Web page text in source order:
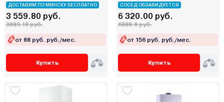
ДОСТАВИМ ПО МИНСКУ БЕСПЛАТНО
3 559.80 руб.
3880.18 руб.
от 88 руб. руб./мес.
Купить
СОСЕД ОБЗАВИДУЕТСЯ
6 320.00 руб.
6888.8 руб.
от 156 руб. руб./мес.
Купить